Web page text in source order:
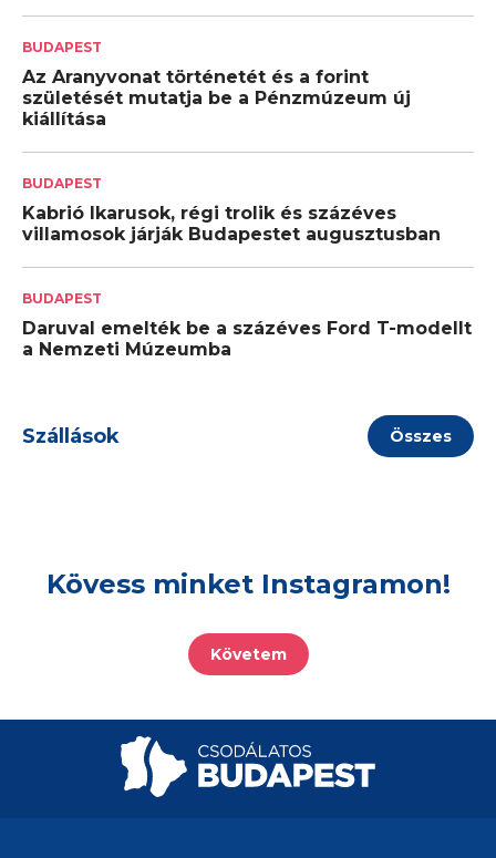
BUDAPEST
Az Aranyvonat történetét és a forint
születését mutatja be a Pénzmúzeum új
kiállítása
BUDAPEST
Kabrió Ikarusok, régi trolik és százéves
villamosok járják Budapestet augusztusban
BUDAPEST
Daruval emelték be a százéves Ford T-modellt
a Nemzeti Múzeumba
Szállások Összes
Kövess minket Instagramon!
Követem